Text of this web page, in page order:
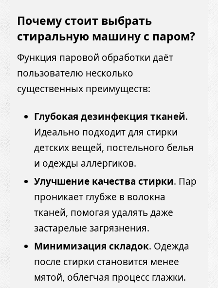
Почему стоит выбрать
стиральную машину с паром?
Функция паровой обработки даёт
пользователю несколько
существенных преимуществ:
Глубокая дезинфекция тканей.
Идеально подходит для стирки
детских вещей, постельного белья
и одежды аллергиков.
Улучшение качества стирки. Пар
проникает глубже в волокна
тканей, помогая удалять даже
застарелые загрязнения.
Минимизация складок. Одежда
после стирки становится менее
мятой, облегчая процесс глажки.